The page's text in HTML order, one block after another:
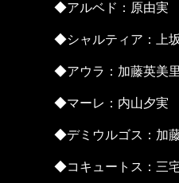
◆アルベド：原由実
◆シャルティア：上
◆アウラ：加藤英美里
◆マーレ：内山夕実
◆デミウルゴス：加
◆コキュートス：三